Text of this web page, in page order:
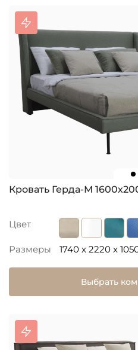
Кровать Герда-М
Цвет
Размеры 1740 x 2220 x
Выбрать